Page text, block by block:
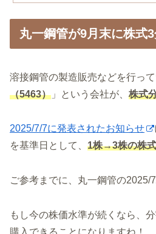
丸一鋼管が9月末に株式3
溶接鋼管の製造販売などを行って
（5463） 」という会社が、 株式
2025/7/7に発表されたお知らせ
を基準日として、 1株→3株の株
ご参考までに、丸一鋼管の2025/
もし今の株価水準が続くなら、
購入できることになりますね！